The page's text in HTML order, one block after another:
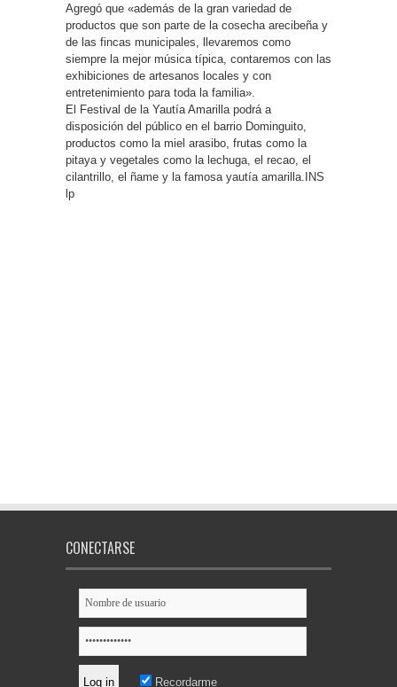
Agregó que «además de la gran variedad de
productos que son parte de la cosecha arecibeña y
de las fincas municipales, llevaremos como
siempre la mejor música típica, contaremos con las
exhibiciones de artesanos locales y con
entretenimiento para toda la familia».
El Festival de la Yautía Amarilla podrá a
disposición del público en el barrio Dominguito,
productos como la miel arasibo, frutas como la
pitaya y vegetales como la lechuga, el recao, el
cilantrillo, el ñame y la famosa yautía amarilla.INS
lp
CONECTARSE
Recordarme